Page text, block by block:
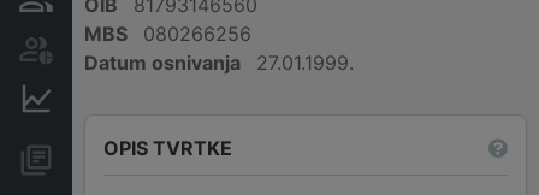
Konsolidirani financijski
podaci
OIB
81793146560
MBS
080266256
Datum osnivanja
27.01.1999.
OPIS TVRTKE